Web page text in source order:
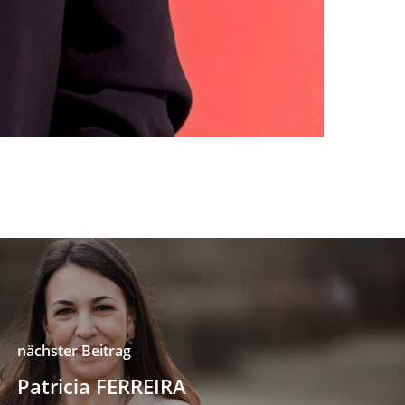
nächster Beitrag
Patricia FERREIRA